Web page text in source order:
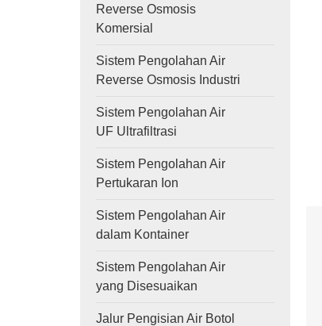
Reverse Osmosis
Komersial
Sistem Pengolahan Air
Reverse Osmosis Industri
Sistem Pengolahan Air
UF Ultrafiltrasi
Sistem Pengolahan Air
Pertukaran Ion
Sistem Pengolahan Air
dalam Kontainer
Sistem Pengolahan Air
yang Disesuaikan
Jalur Pengisian Air Botol